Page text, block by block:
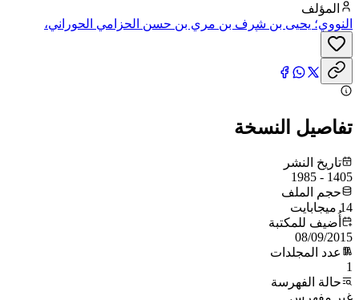
المؤلف
النووي؛ يحيى بن شرف بن مري بن حسن الحزامي الحوراني،
النووي، الشافعي، أبو زكريا، محيي الدين
تفاصيل النسخة
تاريخ النشر
1405 - 1985
حجم الملف
14 ميجابايت
أُضيف للمكتبة
08/09/2015
عدد المجلدات
1
حالة الفهرسة
غير مفهرس